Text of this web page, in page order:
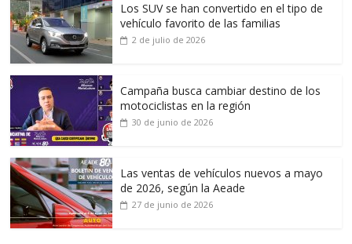
Los SUV se han convertido en el tipo de
vehículo favorito de las familias
2 de julio de 2026
Campaña busca cambiar destino de los
motociclistas en la región
30 de junio de 2026
Las ventas de vehículos nuevos a mayo
de 2026, según la Aeade
27 de junio de 2026